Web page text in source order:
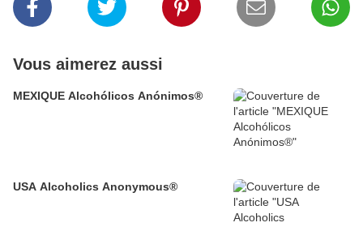
Vous aimerez aussi
MEXIQUE Alcohólicos Anónimos®
USA Alcoholics Anonymous®